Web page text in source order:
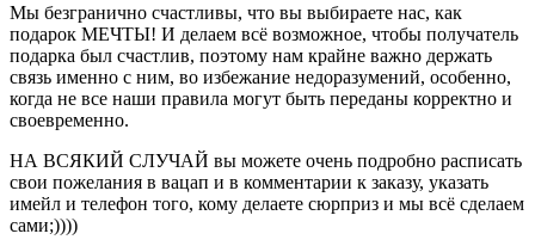
Мы безгранично счастливы, что вы выбираете нас, как
подарок МЕЧТЫ! И делаем всё возможное, чтобы получатель
подарка был счастлив, поэтому нам крайне важно держать
связь именно с ним, во избежание недоразумений, особенно,
когда не все наши правила могут быть переданы корректно и
своевременно.
НА ВСЯКИЙ СЛУЧАЙ вы можете очень подробно расписать
свои пожелания в вацап и в комментарии к заказу, указать
имейл и телефон того, кому делаете сюрприз и мы всё сделаем
сами;))))